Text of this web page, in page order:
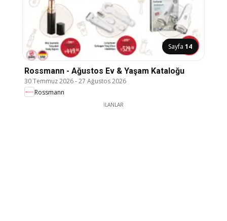
Sayfa 14
Rossmann - Ağustos Ev & Yaşam Kataloğu
30 Temmuz 2026-27 Ağustos 2026
Rossmann
İLANLAR